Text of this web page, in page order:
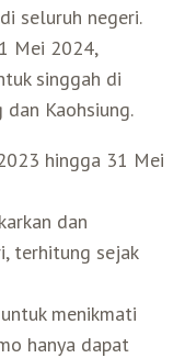
seluruh negeri.
Mei 2024,
singgah di
dan Kaohsiung.
hingga 31 Mei
dan
terhitung sejak
menikmati
hanya dapat